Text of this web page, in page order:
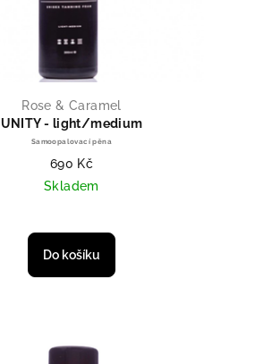
Rose & Caramel
UNITY - light/medium
Samoopalovací pěna
690 Kč
Skladem
Do košíku